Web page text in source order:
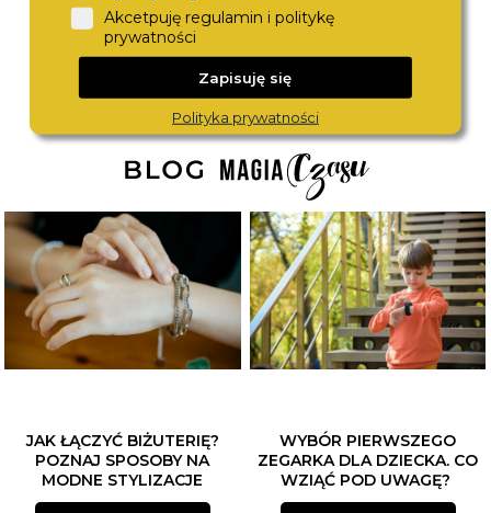
JAK ŁĄCZYĆ BIŻUTERIĘ?
POZNAJ SPOSOBY NA
MODNE STYLIZACJE
WYBÓR PIERWSZEGO
ZEGARKA DLA DZIECKA. CO
WZIĄĆ POD UWAGĘ?
Akcetpuję regulamin i politykę
prywatności
Zapisuję się
Polityka prywatności